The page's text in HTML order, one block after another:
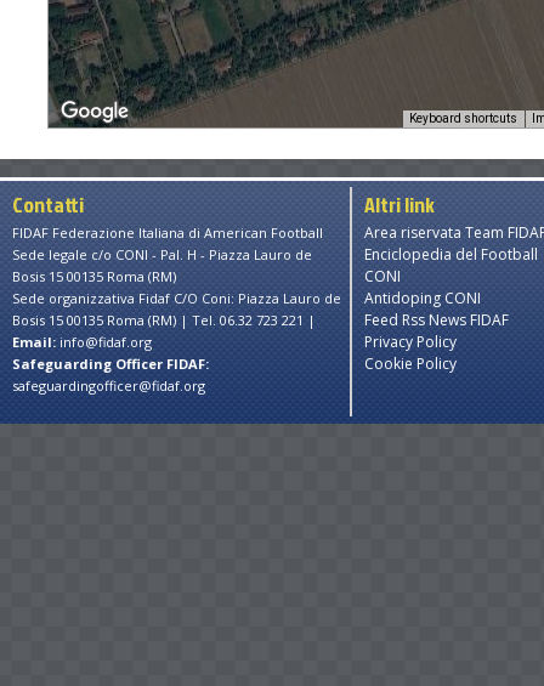
Keyboard shortcuts
Contatti
FIDAF Federazione Italiana di American Football
Sede legale c/o CONI - Pal. H - Piazza Lauro de
Bosis 15 00135 Roma (RM)
Sede organizzativa Fidaf C/O Coni: Piazza Lauro de
Bosis 15 00135 Roma (RM) | Tel. 06.32 723 221 |
Email: info@fidaf.org
Safeguarding Officer FIDAF:
safeguardingofficer@fidaf.org
Altri link
Area riservata Team
Enciclopedia del Football
CONI
Antidoping CONI
Feed Rss News FIDAF
Privacy Policy
Cookie Policy